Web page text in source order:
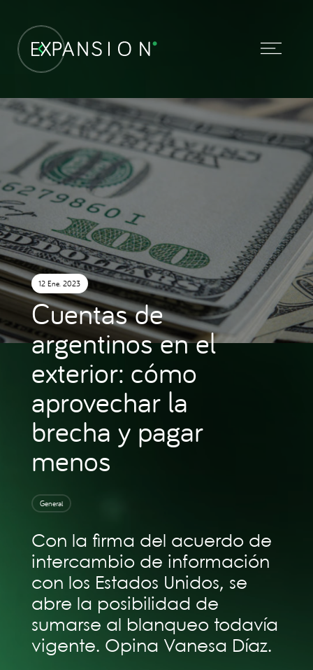
12 Ene. 2023
Cuentas de
argentinos en el
exterior: cómo
aprovechar la
brecha y pagar
menos
General
Con la firma del acuerdo de
intercambio de información
con los Estados Unidos, se
abre la posibilidad de
sumarse al blanqueo todavía
vigente. Opina Vanesa Díaz.